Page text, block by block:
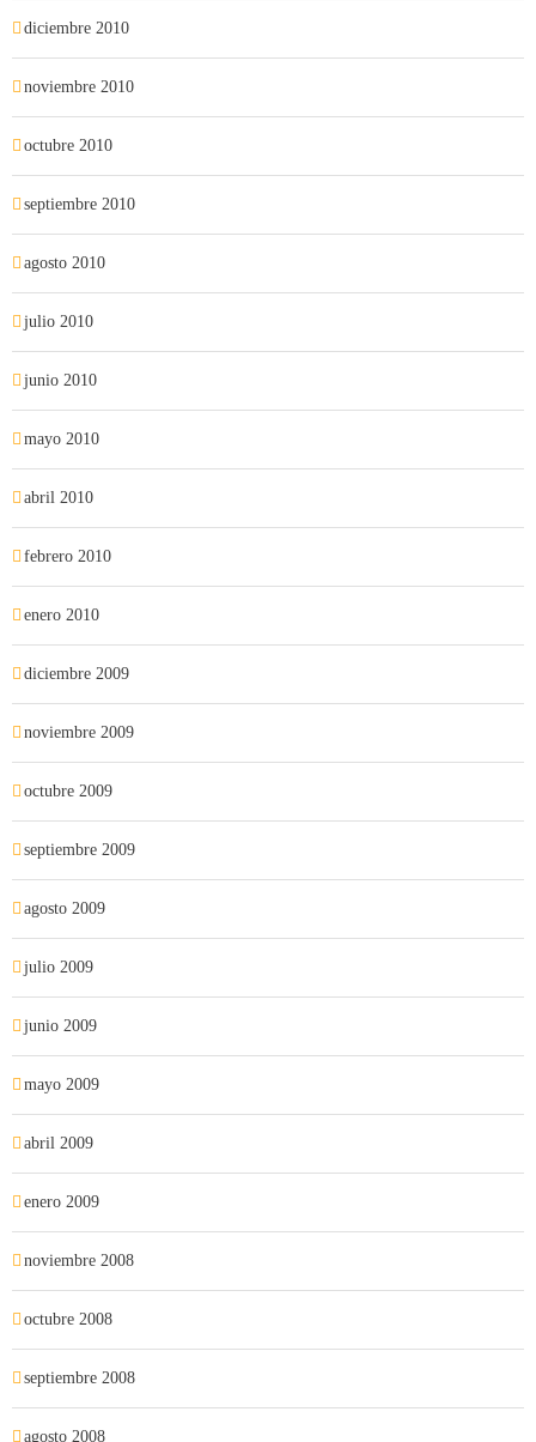
diciembre 2010
noviembre 2010
octubre 2010
septiembre 2010
agosto 2010
julio 2010
junio 2010
mayo 2010
abril 2010
febrero 2010
enero 2010
diciembre 2009
noviembre 2009
octubre 2009
septiembre 2009
agosto 2009
julio 2009
junio 2009
mayo 2009
abril 2009
enero 2009
noviembre 2008
octubre 2008
septiembre 2008
agosto 2008